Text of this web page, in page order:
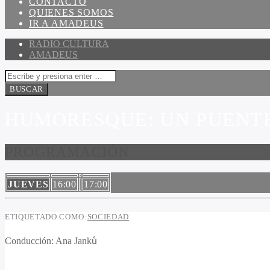
QUIENES SOMOS
IR A AMADEUS
RADIO CULTURA
AMADEUS
JUEVES 16:00 17:00
ETIQUETADO COMO: SOCIEDAD
Conducción: Ana Janků